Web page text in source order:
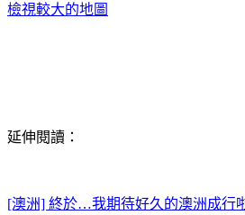
檢視較大的地圖
延伸閱讀：
[澳洲] 終於…我期待好久的澳洲成行